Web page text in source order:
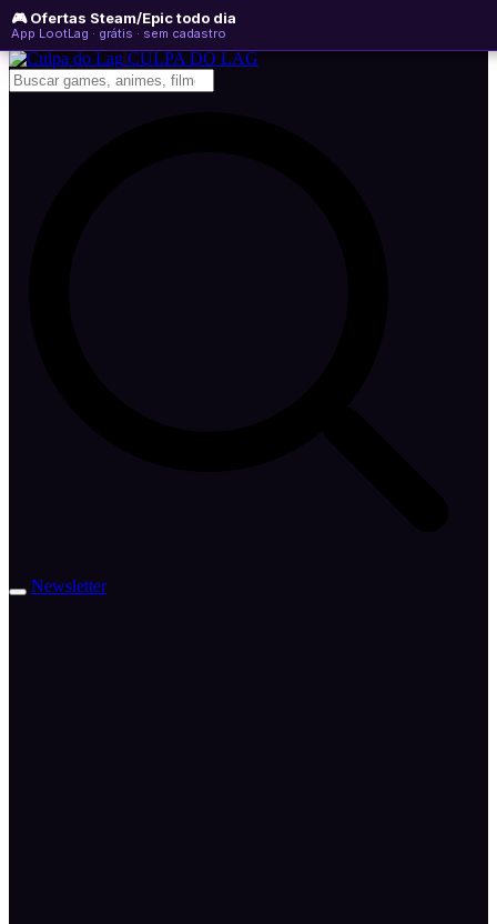
🎮 Ofertas Steam/Epic todo dia
App LootLag · grátis · sem cadastro
quinta-feira, 06 de agosto de 2026
Newsletter
CULPA DO LAG
Newsletter